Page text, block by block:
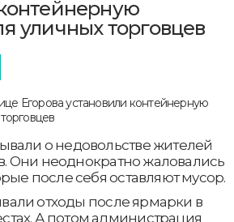
уличных торговцев
о недовольстве жителей
Они неоднократно жаловались
после себя оставляют мусор.
отходы после ярмарки в
А потом администрация